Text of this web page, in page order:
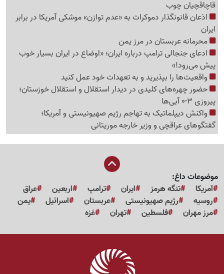
قاچاقچیان چوب
اذعان قانونگذار دموکرات به «عدم توازن» موشکی آمریکا در برابر
ایران
محرمانه عربستان در مرز یمن
ادعای جنجالی ترامپ درباره ایران؛ «اوضاع در ایران بسیار خوب
پیش می‌رود!»
واقعیت‌ها را بپذیرید و به تعهدات خود عمل کنید
حضور چهره‌های کلیدی در دیدار استقلال و استقلال خوزستان؛
پیروزی 3-0 آبی‌ها
واکنش دیپلماتیک به تهاجم رژیم صهیونیستی و آمریکا؛
گفتگوهای عراقچی و وزیر خارجه موریتانی
موضوعات داغ:
آمریکا
تنگه هرمز ایران ترامپ اربعین
عراق
روسیه
رژیم صهیونیستی عربستان اسرائیل
یمن
مرز مهران
فلسطین تهران غزه